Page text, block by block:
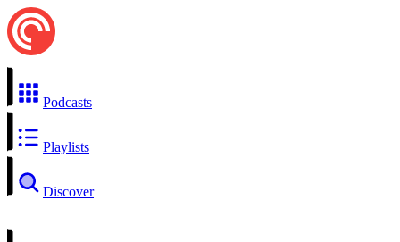
Podcasts
Playlists
Discover